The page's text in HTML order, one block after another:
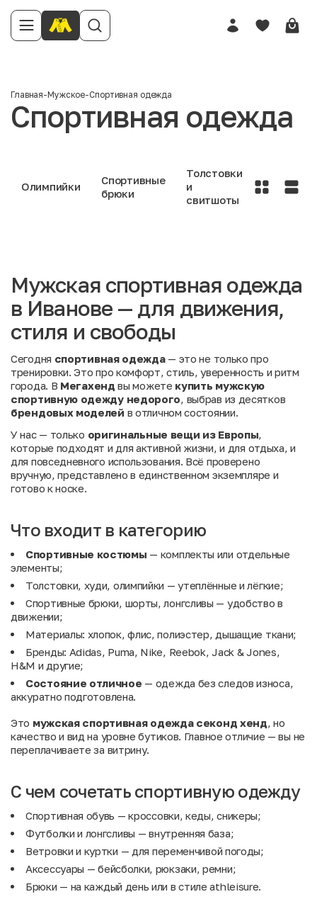
Главная-Мужское-Спортивная одежда
Спортивная одежда
Олимпийки
Спортивные
брюки
Толстовки
и
свитшоты
Мужская спортивная одежда
в Иванове — для движения,
стиля и свободы
Сегодня спортивная одежда— это не только про
тренировки. Это про комфорт, стиль, уверенность и ритм
города. В Мегахенд вы можете купить мужскую
спортивную одежду недорого, выбрав из десятков
брендовых моделей в отличном состоянии.
У нас — только оригинальные вещи из Европы,
которые подходят и для активной жизни, и для отдыха, и
для повседневного использования. Всё проверено
вручную, представлено в единственном экземпляре и
готово к носке.
Что входит в категорию
Спортивные костюмы — комплекты или отдельные
элементы;
Толстовки, худи, олимпийки — утеплённые и лёгкие;
Спортивные брюки, шорты, лонгсливы — удобство в
движении;
Материалы: хлопок, флис, полиэстер, дышащие ткани;
Бренды: Adidas, Puma, Nike, Reebok, Jack & Jones,
H&M и другие;
Состояние отличное — одежда без следов износа,
аккуратно подготовлена.
Это мужская спортивная одежда секонд хенд, но
качество и вид на уровне бутиков. Главное отличие — вы не
переплачиваете за витрину.
С чем сочетать спортивную одежду
Спортивная обувь — кроссовки, кеды, сникеры;
Футболки и лонгсливы — внутренняя база;
Ветровки и куртки — для переменчивой погоды;
Аксессуары — бейсболки, рюкзаки, ремни;
Брюки — на каждый день или в стиле athleisure.